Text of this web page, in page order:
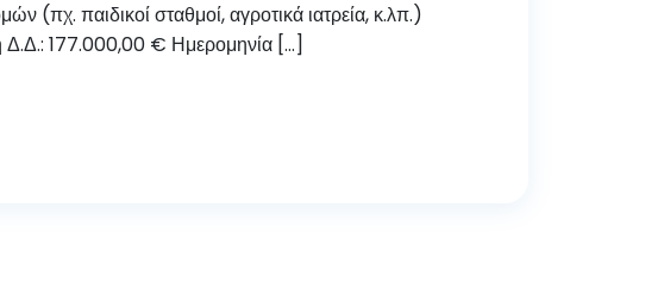
(πχ. παιδικοί σταθμοί, αγροτικά ιατρεία, κ.λπ.)
177.000,00 € Ημερομηνία […]